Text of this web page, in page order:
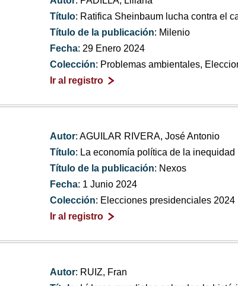
Título: Ratifica Sheinbaum lucha contra el
Título de la publicación: Milenio
Fecha: 29 Enero 2024
Colección: Problemas ambientales,
Ir al registro
Autor: AGUILAR RIVERA, José Antonio
Título: La economía política de la inequidad
Título de la publicación: Nexos
Fecha: 1 Junio 2024
Colección: Elecciones presidenciales 2024
Ir al registro
Autor: RUIZ, Fran